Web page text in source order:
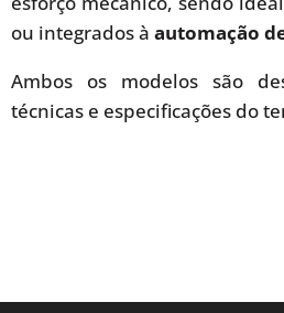
ou integrados à automação
Ambos os modelos são
técnicas e especificações do